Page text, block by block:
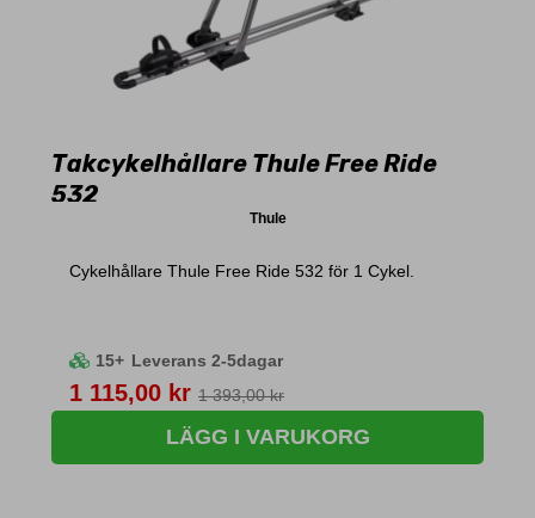
Takcykelhållare Thule Free Ride
532
Thule
Cykelhållare Thule Free Ride 532 för 1 Cykel.
15+ Leverans 2-5dagar
Pris
1 115,00 kr 1 393,00 kr
LÄGG I VARUKORG